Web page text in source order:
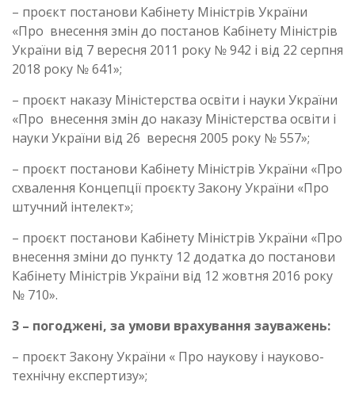
– проєкт постанови Кабінету Міністрів України
«Про внесення змін до постанов Кабінету Міністрів
України від 7 вересня 2011 року № 942 і від 22 серпня
2018 року № 641»;
– проєкт наказу Міністерства освіти і науки України
«Про внесення змін до наказу Міністерства освіти і
науки України від 26 вересня 2005 року № 557»;
– проєкт постанови Кабінету Міністрів України «Про
схвалення Концепції проєкту Закону України «Про
штучний інтелект»;
– проєкт постанови Кабінету Міністрів України «Про
внесення зміни до пункту 12 додатка до постанови
Кабінету Міністрів України від 12 жовтня 2016 року
№ 710».
3 – погоджені, за умови врахування зауважень:
– проєкт Закону України « Про наукову і науково-
технічну експертизу»;